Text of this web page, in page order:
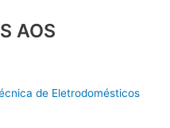
AOS
de Eletrodomésticos